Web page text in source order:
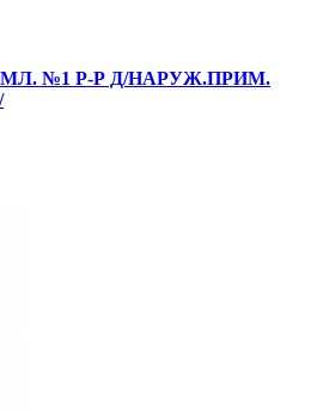
№1 Р-Р Д/НАРУЖ.ПРИМ.